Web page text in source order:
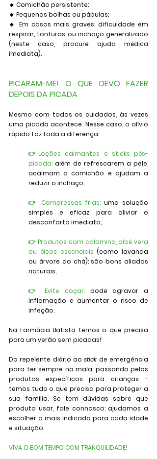
🔸 Comichão persistente;
🔸 Pequenas bolhas ou pápulas;
🔸 Em casos mais graves: dificuldade em
respirar, tonturas ou inchaço generalizado
(neste caso, procure ajuda médica
imediata).
PICARAM-ME! O QUE DEVO FAZER
DEPOIS DA PICADA
Mesmo com todos os cuidados, às vezes
uma picada acontece. Nesse caso, o alívio
rápido faz toda a diferença:
👉Loções calmantes e sticks pós-
picada: além de refrescarem a pele,
acalmam a comichão e ajudam a
reduzir o inchaço;
👉 Compressas frias: uma solução
simples e eficaz para aliviar o
desconforto imediato;
👉 Produtos com calamina, aloé vera
ou óleos essenciais (como lavanda
ou árvore do chá): são bons aliados
naturais;
👉 Evite coçar: pode agravar a
inflamação e aumentar o risco de
infeção.
Na Farmácia Batista temos o que precisa
para um verão sem picadas!
Do repelente diário ao stick de emergência
para ter sempre na mala, passando pelos
produtos específicos para crianças –
temos tudo o que precisa para proteger a
sua família. Se tem dúvidas sobre que
produto usar, fale connosco: ajudamos a
escolher o mais indicado para cada idade
e situação.
VIVA O BOM TEMPO COM TRANQUILIDADE!